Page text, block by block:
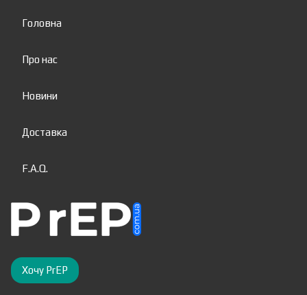
Головна
Про нас
Новини
Доставка
F.A.Q.
Хочу PrEP